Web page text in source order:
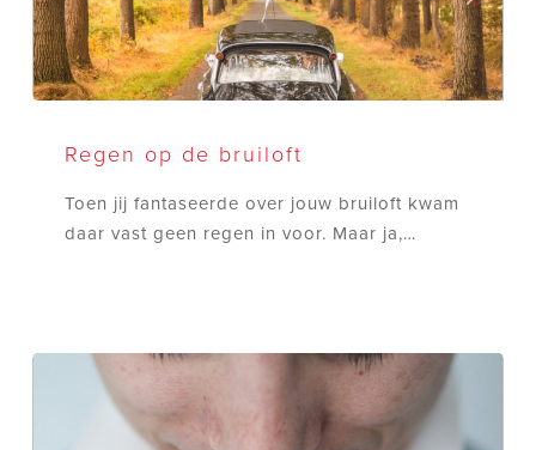
bruiloft
Regen op de bruiloft
Toen jij fantaseerde over jouw bruiloft kwam
daar vast geen regen in voor. Maar ja,…